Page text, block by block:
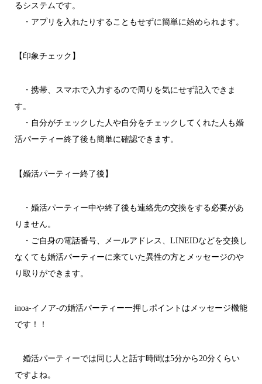
るシステムです。
・アプリを入れたりすることもせずに簡単に始められます。
【印象チェック】
・携帯、スマホで入力するので周りを気にせず記入できま
す。
・自分がチェックした人や自分をチェックしてくれた人も婚
活パーティー終了後も簡単に確認できます。
【婚活パーティー終了後】
・婚活パーティー中や終了後も連絡先の交換をする必要があ
りません。
・ご自身の電話番号、メールアドレス、LINEIDなどを交換し
なくても婚活パーティーに来ていた異性の方とメッセージのや
り取りができます。
inoa-イノア-の婚活パーティー一押しポイントはメッセージ機能
です！！
婚活パーティーでは同じ人と話す時間は5分から20分くらい
ですよね。